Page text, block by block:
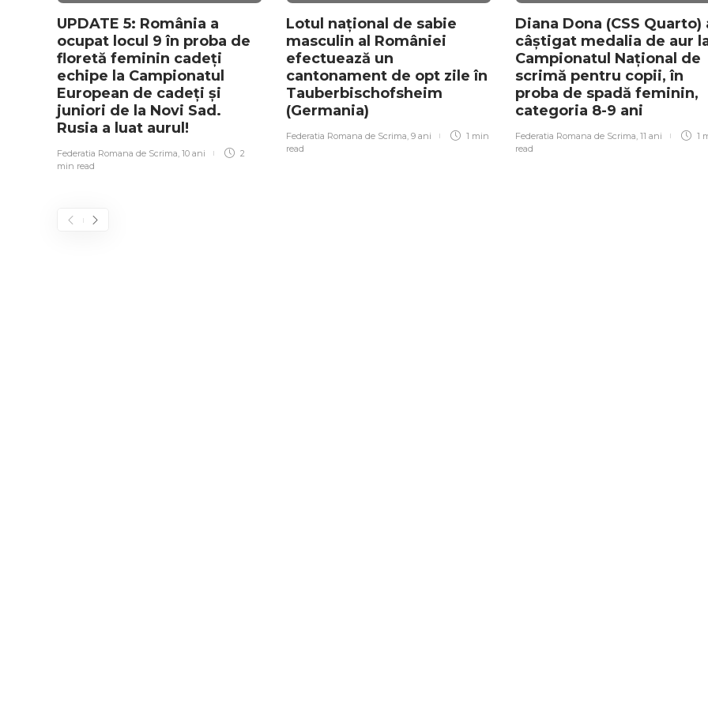
UPDATE 5: România a
ocupat locul 9 în proba de
floretă feminin cadeți
echipe la Campionatul
European de cadeți și
juniori de la Novi Sad.
Rusia a luat aurul!
Federatia Romana de Scrima, 10 ani
2
min read
Lotul național de sabie
masculin al României
efectuează un
cantonament de opt zile în
Tauberbischofsheim
(Germania)
Federatia Romana de Scrima, 9 ani
1 min
read
Diana Dona (CSS Quarto)
câștigat medalia de aur
Campionatul Național de
scrimă pentru copii, în
proba de spadă feminin,
categoria 8-9 ani
Federatia Romana de Scrima, 11 ani
1
read